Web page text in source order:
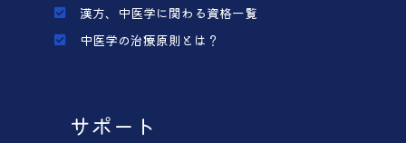
漢方、中医学に関わる資格一覧
中医学の治療原則とは？
サポート